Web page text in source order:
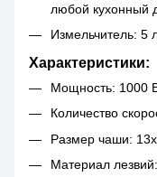
любой кухонный
Измельчитель: 5
Характеристики:
Мощность: 1000
Количество
Размер чаши:
Материал